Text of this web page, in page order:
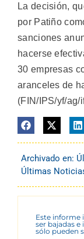
La decisión,
por Patiño
sanciones
hacerse
30 empresas
aranceles de
(FIN/IPS/yf/ag/
Archivado en:
Últimas
Este informe
ser bajadas e
sólo pueden